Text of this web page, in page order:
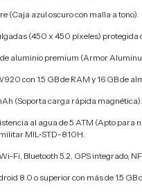
(Caja azul oscuro con malla a tono).
(450 x 450 píxeles) protegida
aluminio premium (Armor
con 1.5 GB de RAM y 16 GB de
(Soporta carga rápida magnética).
al agua de 5 ATM (Apto para
militar MIL-STD-810H.
Fi, Bluetooth 5.2, GPS integrado,
8.0 o superior con más de 1.5 GB